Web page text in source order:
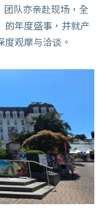
团队亦亲赴现场，全
的年度盛事，并就产
度观摩与洽谈。